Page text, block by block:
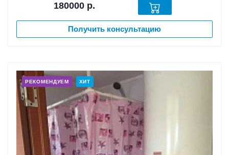
180000 р.
Получить консультацию
РЕКОМЕНДУЕМ ХИТ